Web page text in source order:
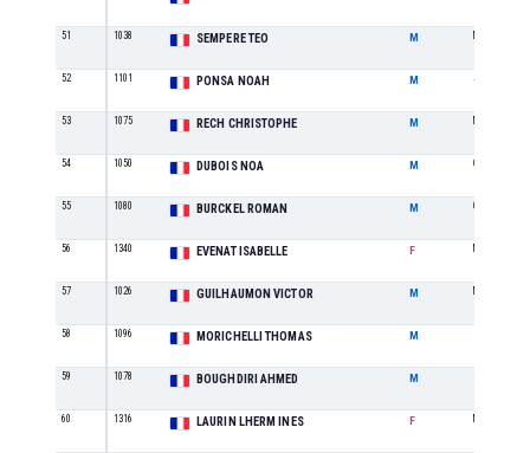
51 1038 SEMPERE TEO M MI
52 1101 PONSA NOAH M JU
53 1075 RECH CHRISTOPHE M M3
54 1050 DUBOIS NOA M CA
55 1080 BURCKEL ROMAN M CA
56 1340 EVENAT ISABELLE F M1
57 1026 GUILHAUMON VICTOR M M1
58 1096 MORICHELLI THOMAS M
59 1078 BOUGHDIRI AHMED M
60 1316 LAURIN LHERM INES F MI